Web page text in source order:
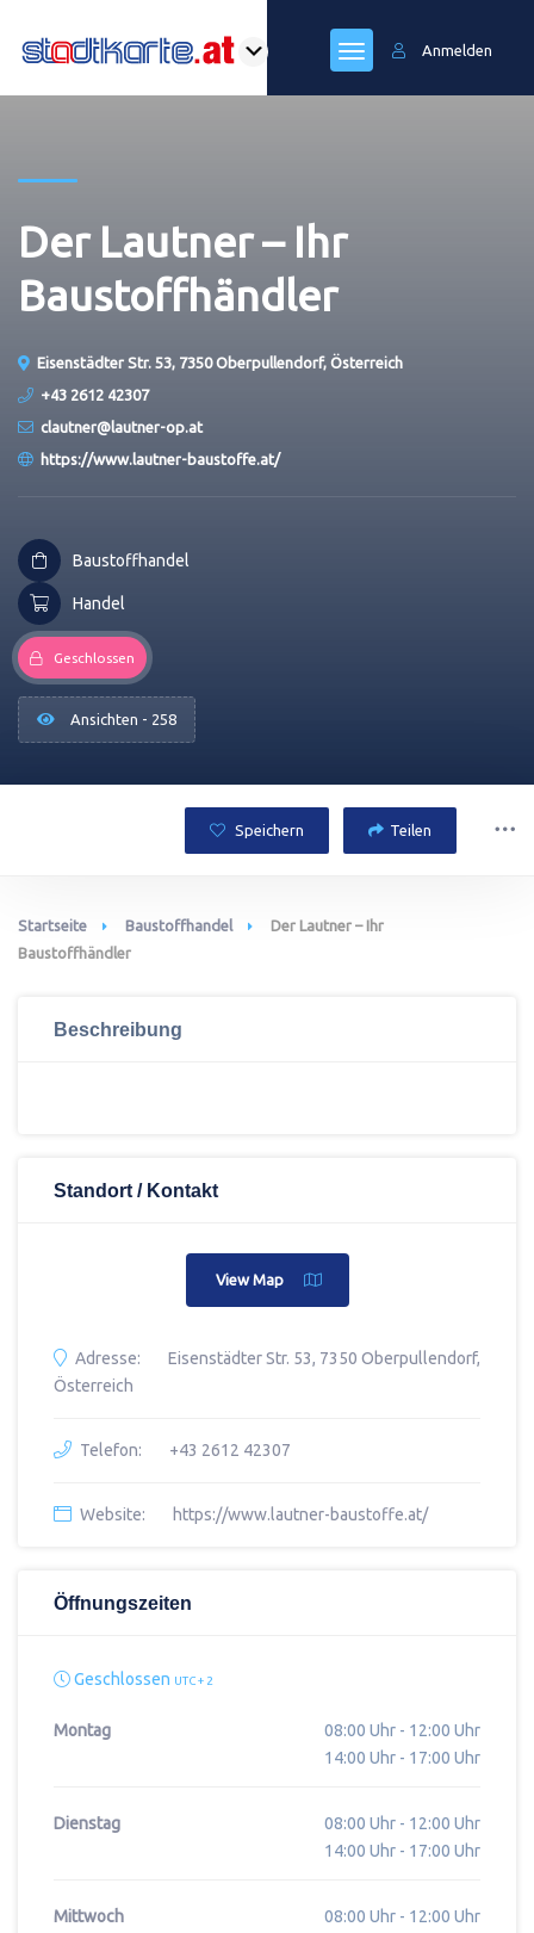
Anmelden
Der Lautner – Ihr
Baustoffhändler
Eisenstädter Str. 53, 7350 Oberpullendorf, Österreich
+43 2612 42307
clautner@lautner-op.at
https://www.lautner-baustoffe.at/
Baustoffhandel
Handel
Geschlossen
Ansichten - 258
Speichern Teilen
Startseite Baustoffhandel
Der Lautner – Ihr
Baustoffhändler
Beschreibung
Standort / Kontakt
View Map
Adresse:
Eisenstädter Str. 53, 7350 Oberpullendorf,
Österreich
Telefon: +43 2612 42307
Website: https://www.lautner-baustoffe.at/
Öffnungszeiten
Geschlossen UTC + 2
Montag
08:00 Uhr - 12:00 Uhr
14:00 Uhr - 17:00 Uhr
Dienstag
08:00 Uhr - 12:00 Uhr
14:00 Uhr - 17:00 Uhr
Mittwoch
08:00 Uhr - 12:00 Uhr